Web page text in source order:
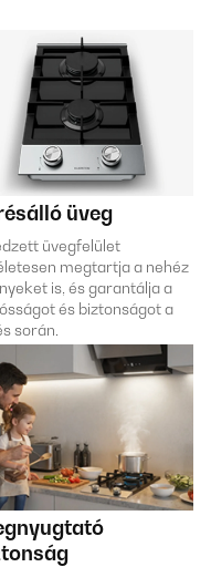
üveg
üvegfelület
megtartja a nehéz
is, és garantálja a
és biztonságot a
során.